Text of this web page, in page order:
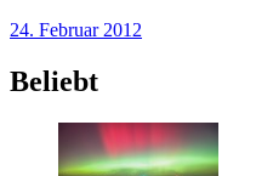
24. Februar 2012
Beliebt